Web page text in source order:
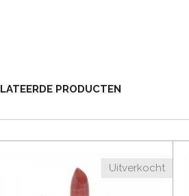
PRODUCTEN
Uitverkocht